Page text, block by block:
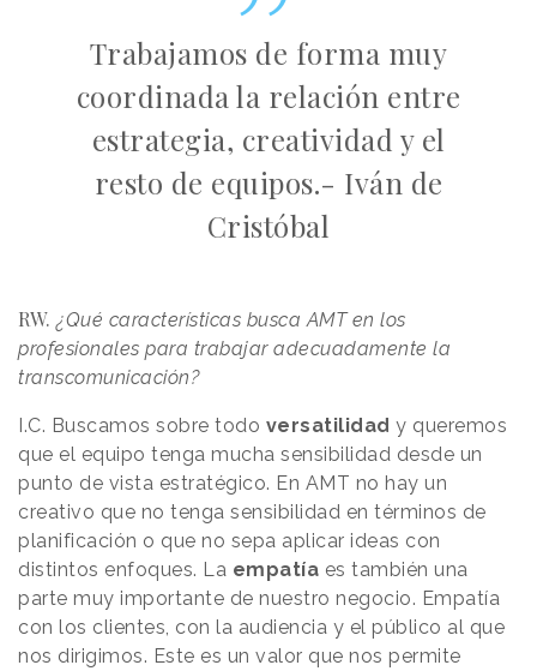
Trabajamos de forma muy
coordinada la relación entre
estrategia, creatividad y el
resto de equipos.- Iván de
Cristóbal
RW. ¿Qué características busca AMT en los
profesionales para trabajar adecuadamente la
transcomunicación?
I.C. Buscamos sobre todo versatilidad y queremos
que el equipo tenga mucha sensibilidad desde un
punto de vista estratégico. En AMT no hay un
creativo que no tenga sensibilidad en términos de
planificación o que no sepa aplicar ideas con
distintos enfoques. La empatía es también una
parte muy importante de nuestro negocio. Empatía
con los clientes, con la audiencia y el público al que
nos dirigimos. Este es un valor que nos permite